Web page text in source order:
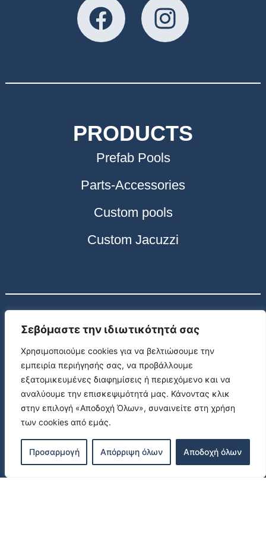
Σεβόμαστε την ιδιωτικότητά σας
Χρησιμοποιούμε cookies για να βελτιώσουμε την
εμπειρία περιήγησής σας, να προβάλλουμε
εξατομικευμένες διαφημίσεις ή περιεχόμενο και να
αναλύουμε την επισκεψιμότητά μας. Κάνοντας κλικ
στην επιλογή «Αποδοχή Όλων», συναινείτε στη χρήση
των cookies από εμάς.
Προσαρμογή Απόρριψη όλων Αποδοχή όλων
PRODUCTS
Prefab Pools
Parts-Accessories
Custom pools
Custom Jacuzzi
ΣΥΝΕΡΓΑΤΕΣ
Προκατασκευασμένες κατοικίες στην Κρήτη
Η Creteca δραστηριοποιείται από το 2003 στον τομέα των
προκατασκευασμένων ξύλινων οικιών στην Ελλάδα, προσφέροντας
μοναδική ποιότητα ξύλου και καινοτόμες λύσεις για μεσαίας και
μεγάλης κλίμακας έργα.